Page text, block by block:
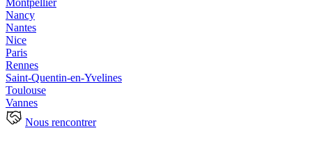
Nancy
Nantes
Nice
Paris
Rennes
Saint-Quentin-en-Yvelines
Toulouse
Vannes
Nous rencontrer